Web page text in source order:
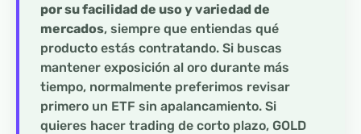
por su facilidad de uso y variedad de
mercados, siempre que entiendas qué
producto estás contratando. Si buscas
mantener exposición al oro durante más
tiempo, normalmente preferimos revisar
primero un ETF sin apalancamiento. Si
quieres hacer trading de corto plazo, GOLD